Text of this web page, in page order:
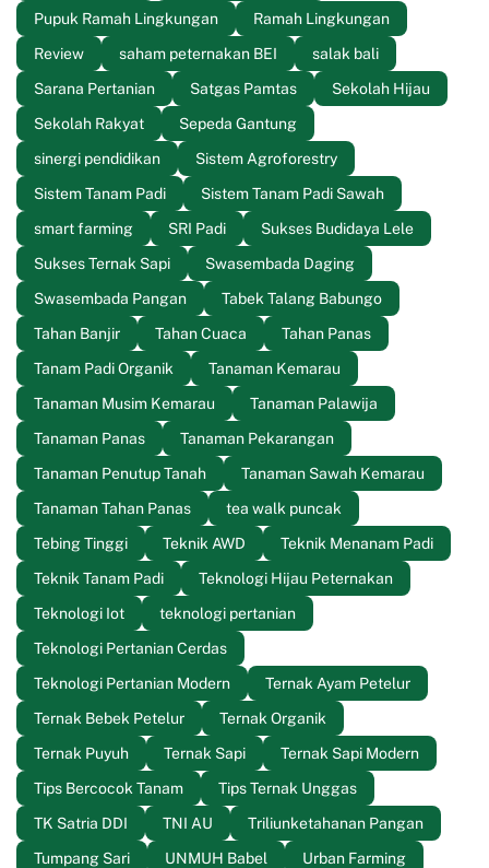
Pupuk Ramah Lingkungan
Ramah Lingkungan
Review
saham peternakan BEI
salak bali
Sarana Pertanian
Satgas Pamtas
Sekolah Hijau
Sekolah Rakyat
Sepeda Gantung
sinergi pendidikan
Sistem Agroforestry
Sistem Tanam Padi
Sistem Tanam Padi Sawah
smart farming
SRI Padi
Sukses Budidaya Lele
Sukses Ternak Sapi
Swasembada Daging
Swasembada Pangan
Tabek Talang Babungo
Tahan Banjir
Tahan Cuaca
Tahan Panas
Tanam Padi Organik
Tanaman Kemarau
Tanaman Musim Kemarau
Tanaman Palawija
Tanaman Panas
Tanaman Pekarangan
Tanaman Penutup Tanah
Tanaman Sawah Kemarau
Tanaman Tahan Panas
tea walk puncak
Tebing Tinggi
Teknik AWD
Teknik Menanam Padi
Teknik Tanam Padi
Teknologi Hijau Peternakan
Teknologi Iot
teknologi pertanian
Teknologi Pertanian Cerdas
Teknologi Pertanian Modern
Ternak Ayam Petelur
Ternak Bebek Petelur
Ternak Organik
Ternak Puyuh
Ternak Sapi
Ternak Sapi Modern
Tips Bercocok Tanam
Tips Ternak Unggas
TK Satria DDI
TNI AU
Triliunketahanan Pangan
Tumpang Sari
UNMUH Babel Urban Farming